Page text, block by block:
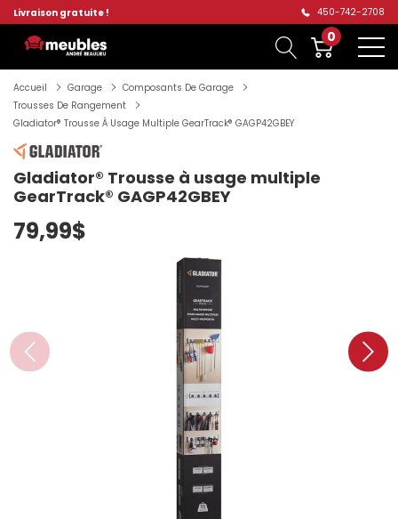
Livraison gratuite ! 450-742-2708
0
Accueil Garage
Composants De Garage
Trousses De Rangement
Gladiator® Trousse À Usage Multiple GearTrack® GAGP42GBEY
Gladiator® Trousse à usage multiple
GearTrack® GAGP42GBEY
79,99$